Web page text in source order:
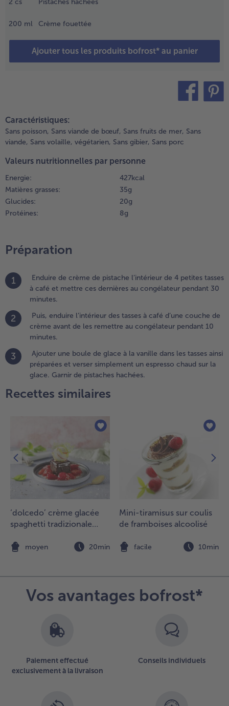
- 5 € à l’achat de 7 menus au choix
200 ml Crème fouettée
Ajouter tous les produits bofrost* au panier
au
30
de
de les
10
une
dans
espresso
sur
de
Caractéristiques:
Sans poisson, Sans viande de bœuf, Sans fruits de mer, Sans
viande, Sans volaille, végétarien, Sans gibier, Sans porc
Valeurs nutritionnelles par personne
Energie:
427 kcal
Matières grasses:
35 g
Glucides:
20 g
Protéines:
8 g
Préparation
1
Enduire de crème de pistache l’intérieur de 4 petites tasses
à café et mettre ces dernières au congélateur pendant 30
minutes.
2
Puis, enduire l’intérieur des tasses à café d’une couche de
crème avant de les remettre au congélateur pendant 10
minutes.
3
Ajouter une boule de glace à la vanille dans les tasses ainsi
préparées et verser simplement un espresso chaud sur la
glace. Garnir de pistaches hachées.
Recettes similaires
‘dolcedo’ crème glacée
spaghetti tradizionale
et fraises marinées
moyen 20min
Mini-tiramisus sur coulis
de framboises alcoolisé
facile 10min
Vos avantages bofrost*
Paiement effectué
exclusivement à la livraison
Conseils individuels